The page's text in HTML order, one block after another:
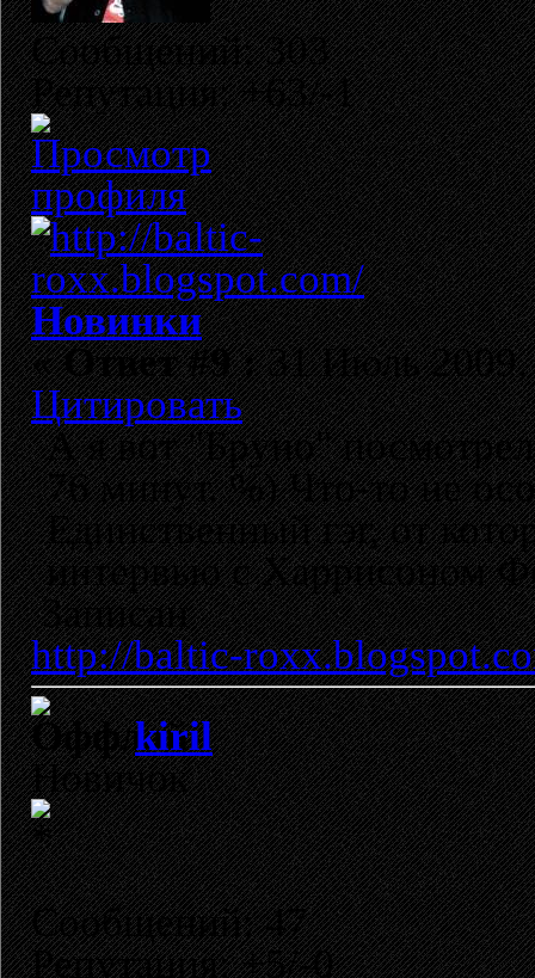
Сообщений: 303
Репутация: +63/-1
Новинки
«Ответ #9 :31 Июль 2009,
Цитировать
А я вот "Бруно"
76 минут. %) Что-то не
Единственный гэг, от
интервью с Харрисоном
Записан
http://baltic-
kiril
Новичок
Сообщений: 47
Репутация: +5/-0